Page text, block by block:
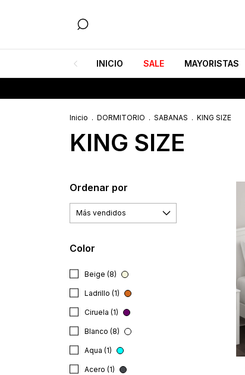
INICIO SALE MAYORISTAS
Inicio . DORMITORIO . SABANAS . KING SIZE
KING SIZE
Ordenar por
Color
Beige (8)
Ladrillo (1)
Ciruela (1)
Blanco (8)
Aqua (1)
Acero (1)